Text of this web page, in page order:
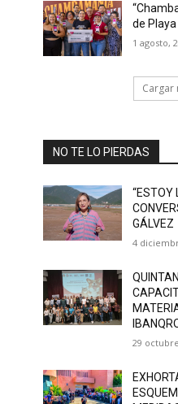
de
1 agosto,
Cargar
NO TE LO PIERDAS
“ESTOY
GÁLVEZ
4
29